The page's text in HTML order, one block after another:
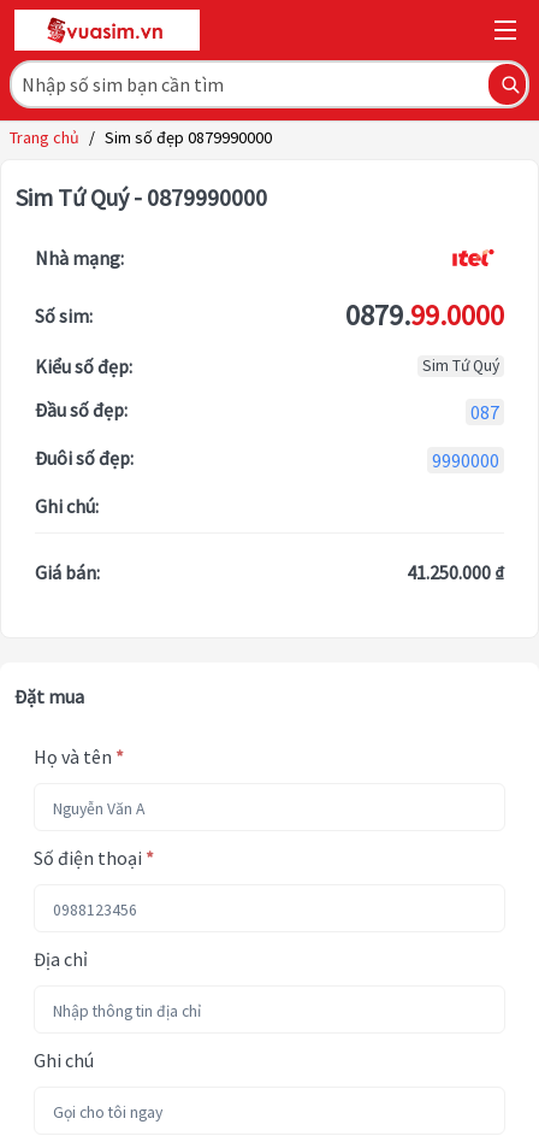
Trang chủ / Sim số đẹp 0879990000
Sim Tứ Quý - 0879990000
Nhà mạng:
Số sim: 0879.99.0000
Kiểu số đẹp: Sim Tứ Quý
Đầu số đẹp:
087
Đuôi số đẹp:
9990000
Ghi chú:
Giá bán: 41.250.000 ₫
Đặt mua
Họ và tên *
Số điện thoại *
Địa chỉ
Ghi chú